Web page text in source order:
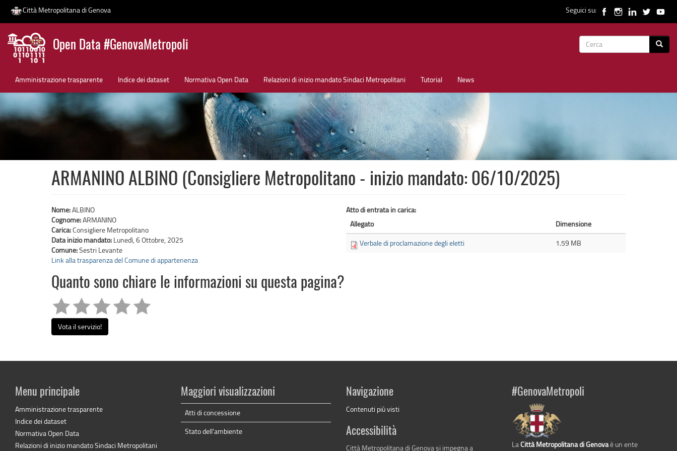
Salta
contenuto
Città Metropolitana di Genova Seguici su:
Open Data #GenovaMetropoli
Form
Amministrazione trasparente Indice dei dataset Normativa Open Data Relazioni di inizio mandato Sindaci Metropolitani Tutorial News
News
ARMANINO ALBINO (Consigliere Metropolitano - inizio mandato: 06/10/2025)
Nome:ALBINO
Cognome:ARMANINO
Carica:Consigliere Metropolitano
Data inizio mandato: Lunedì, 6 Ottobre, 2025
Comune:Sestri Levante
Link alla trasparenza del Comune di appartenenza
Atto di entrata in carica:
Allegato
Dimensione
Verbale di proclamazione degli eletti
1.59 MB
Quanto sono chiare le informazioni su questa pagina?
Vota il servizio!
Menu principale
Amministrazione trasparente
Indice dei dataset
Normativa Open Data
Relazioni di inizio mandato Sindaci Metropolitani
Maggiori visualizzazioni
Atti di concessione
Stato dell'ambiente
Navigazione
Contenuti più visti
Accessibilità
Città Metropolitana di Genova si impegna a
#GenovaMetropoli
La Città Metropolitana di Genovaè un ente